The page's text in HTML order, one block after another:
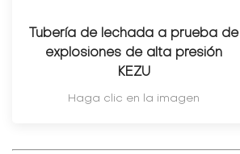
Tubería de lechada a prueba de
explosiones de alta presión
KEZU
Haga clic en la imagen